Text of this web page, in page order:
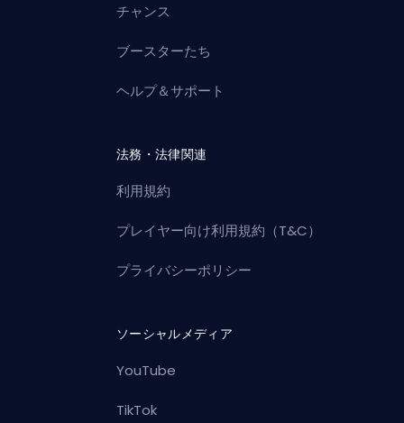
チャンス
ブースターたち
ヘルプ＆サポート
法務・法律関連
利用規約
プレイヤー向け利用規約（T&C）
プライバシーポリシー
ソーシャルメディア
YouTube
TikTok